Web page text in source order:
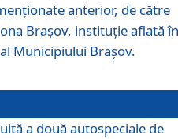
anterior, de către
Braşov, instituție aflată în
Municipiului Brașov.
a două autospeciale de